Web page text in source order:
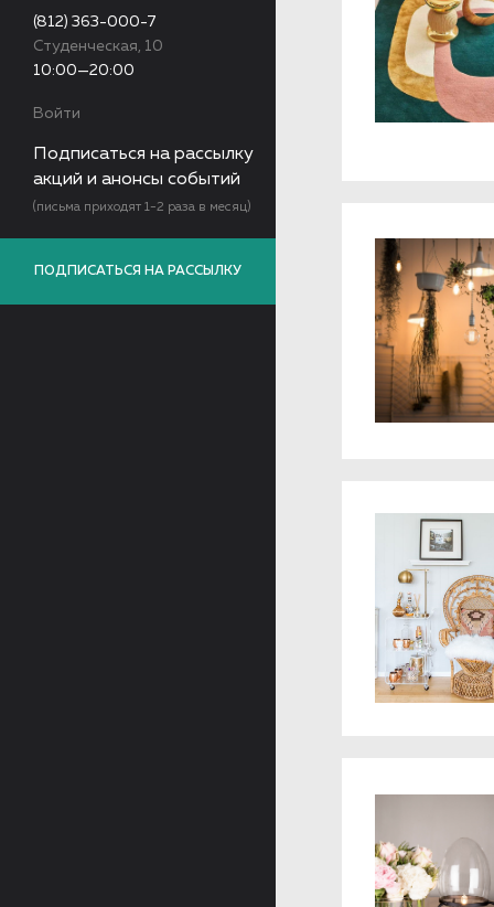
(812) 363-000-7
Студенческая, 10
10:00—20:00
Войти
Подписаться на рассылку
акций и анонсы событий
(письма приходят 1-2 раза в месяц)
ПОДПИСАТЬСЯ НА РАССЫЛКУ